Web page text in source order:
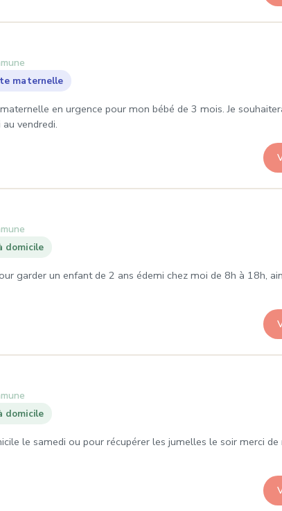
garde à Saint-Denis
maternelle
en urgence pour mon bébé de 3 mois. Je
vendredi.
domicile
garder un enfant de 2 ans édemi chez moi de 8h à 18h,
domicile
le samedi ou pour récupérer les jumelles le soir merci